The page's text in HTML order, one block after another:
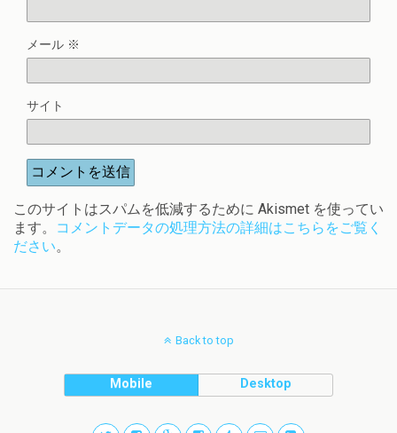
メール ※
サイト
このサイトはスパムを低減するために Akismet を使ってい
ます。
コメントデータの処理方法の詳細はこちらをご覧く
ださい。
Back to top
Mobile Desktop